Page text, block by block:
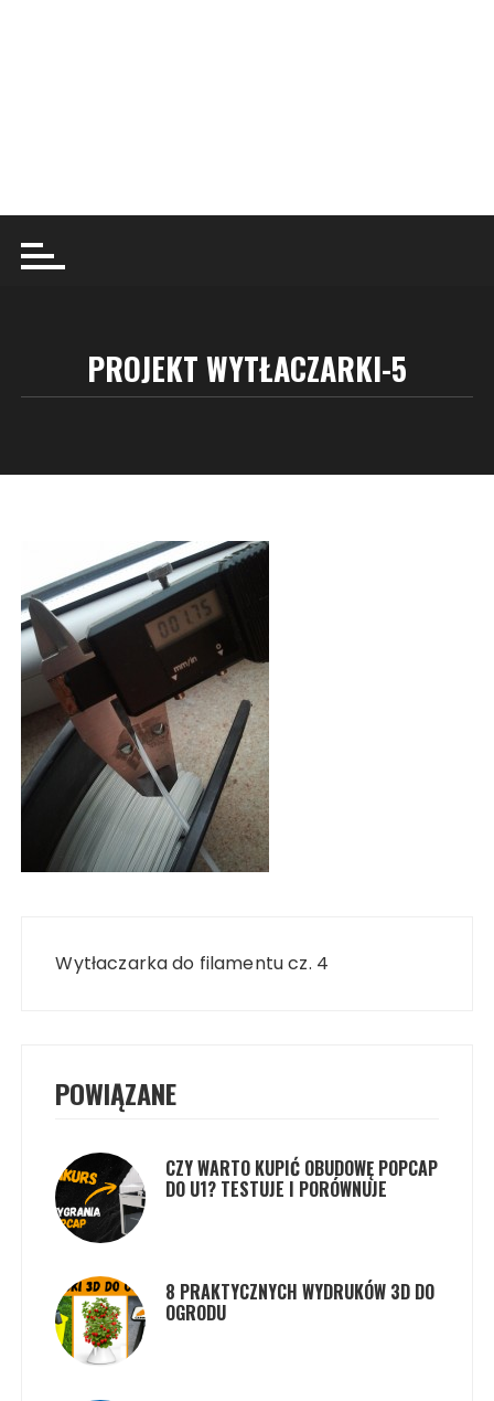
PROJEKT WYTŁACZARKI-5
wpisu
Wytłaczarka do filamentu cz. 4
POWIĄZANE
CZY WARTO KUPIĆ OBUDOWĘ POPCAP
DO U1? TESTUJE I PORÓWNUJE
8 PRAKTYCZNYCH WYDRUKÓW 3D DO
OGRODU